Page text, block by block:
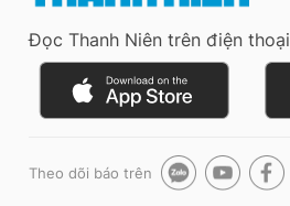
Đọc Thanh Niên trên điện thoại
Theo dõi báo trên